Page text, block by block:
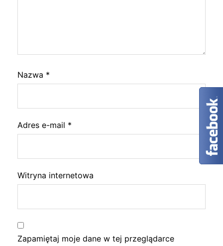
Nazwa *
Adres e-mail *
Witryna internetowa
Zapamiętaj moje dane w tej przeglądarce